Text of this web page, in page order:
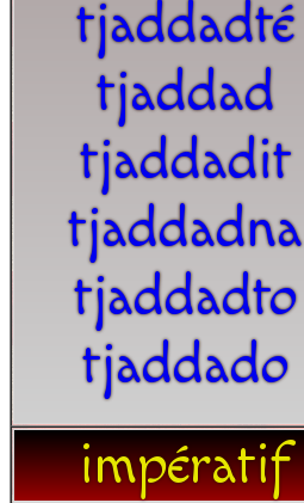
tjaddadté
tjaddad
tjaddadit
tjaddadna
tjaddadto
tjaddado
impératif